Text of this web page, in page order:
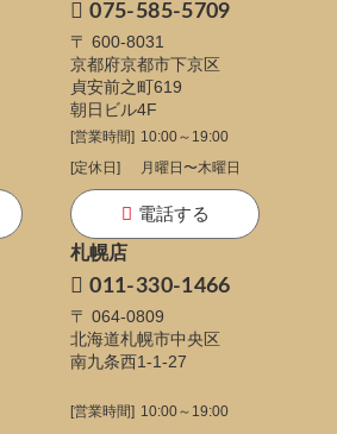
075-585-5709
〒 600-8031
京都府京都市下京区
貞安前之町619
朝日ビル4F
[営業時間] 10:00～19:00
[定休日]
月曜日〜木曜日
電話する
札幌店
011-330-1466
〒 064-0809
北海道札幌市中央区
南九条西1-1-27
[営業時間] 10:00～19:00